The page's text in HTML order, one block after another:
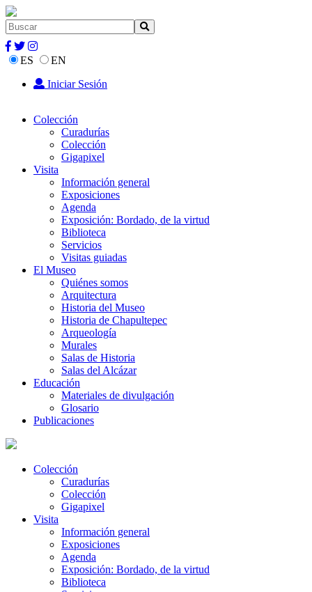
ES
EN
Iniciar Sesión
Colección
Curadurías
Colección
Gigapixel
Visita
Información general
Exposiciones
Agenda
Exposición: Bordado, de la virtud
Biblioteca
Servicios
Visitas guiadas
El Museo
Quiénes somos
Arquitectura
Historia del Museo
Historia de Chapultepec
Arqueología
Murales
Salas de Historia
Salas del Alcázar
Educación
Materiales de divulgación
Glosario
Publicaciones
Colección
Curadurías
Colección
Gigapixel
Visita
Información general
Exposiciones
Agenda
Exposición: Bordado, de la virtud
Biblioteca